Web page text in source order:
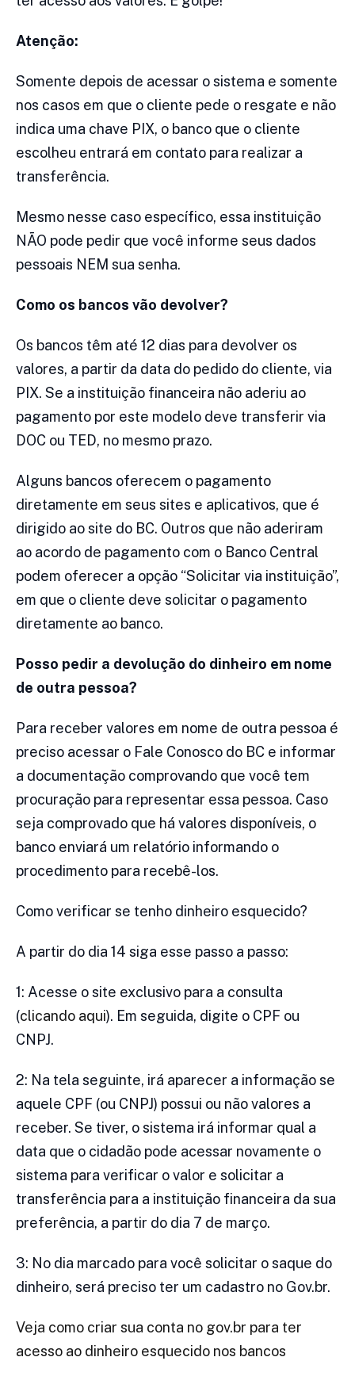
Atenção:
Somente depois de acessar o sistema e somente
nos casos em que o cliente pede o resgate e não
indica uma chave PIX, o banco que o cliente
escolheu entrará em contato para realizar a
transferência.
Mesmo nesse caso específico, essa instituição
NÃO pode pedir que você informe seus dados
pessoais NEM sua senha.
Como os bancos vão devolver?
Os bancos têm até 12 dias para devolver os
valores, a partir da data do pedido do cliente, via
PIX. Se a instituição financeira não aderiu ao
pagamento por este modelo deve transferir via
DOC ou TED, no mesmo prazo.
Alguns bancos oferecem o pagamento
diretamente em seus sites e aplicativos, que é
dirigido ao site do BC. Outros que não aderiram
ao acordo de pagamento com o Banco Central
podem oferecer a opção “Solicitar via instituição”,
em que o cliente deve solicitar o pagamento
diretamente ao banco.
Posso pedir a devolução do dinheiro em nome
de outra pessoa?
Para receber valores em nome de outra pessoa é
preciso acessar o Fale Conosco do BC e informar
a documentação comprovando que você tem
procuração para representar essa pessoa. Caso
seja comprovado que há valores disponíveis, o
banco enviará um relatório informando o
procedimento para recebê-los.
Como verificar se tenho dinheiro esquecido?
A partir do dia 14 siga esse passo a passo:
1: Acesse o site exclusivo para a consulta
(clicando aqui). Em seguida, digite o CPF ou
CNPJ.
2: Na tela seguinte, irá aparecer a informação se
aquele CPF (ou CNPJ) possui ou não valores a
receber. Se tiver, o sistema irá informar qual a
data que o cidadão pode acessar novamente o
sistema para verificar o valor e solicitar a
transferência para a instituição financeira da sua
preferência, a partir do dia 7 de março.
3: No dia marcado para você solicitar o saque do
dinheiro, será preciso ter um cadastro no Gov.br.
Veja como criar sua conta no gov.br para ter
acesso ao dinheiro esquecido nos bancos